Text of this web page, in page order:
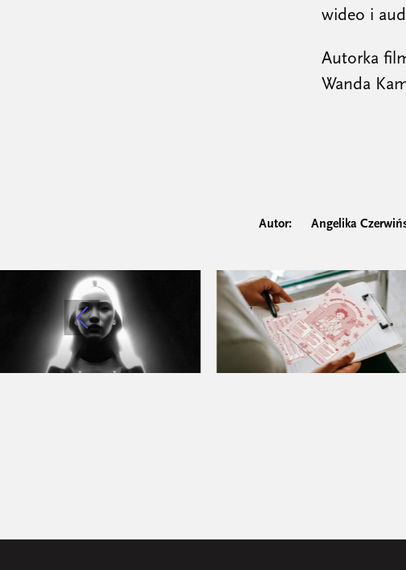
wideo i
Autorka
Wanda
Autor: Angelika